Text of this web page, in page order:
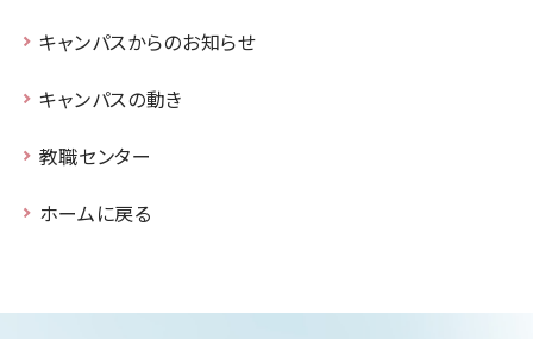
キャンパスからのお知らせ
キャンパスの動き
教職センター
ホームに戻る